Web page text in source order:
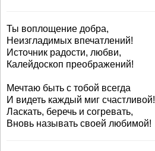
Ты воплощение добра,
Неизгладимых впечатлений!
Источник радости, любви,
Калейдоскоп преображений!
Мечтаю быть с тобой всегда
И видеть каждый миг счастливой!
Ласкать, беречь и согревать,
Вновь называть своей любимой!